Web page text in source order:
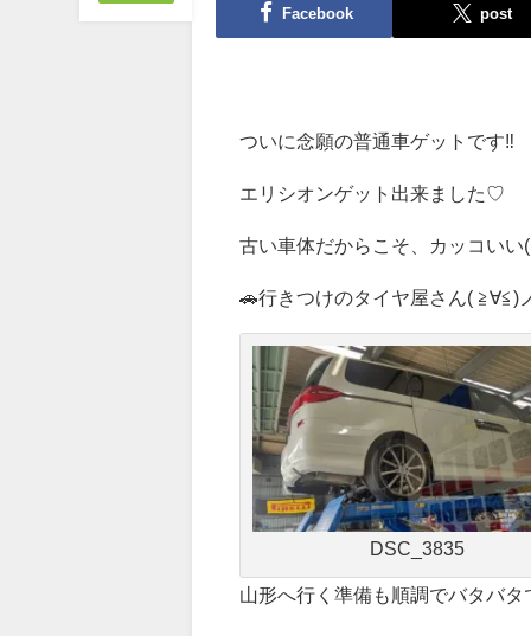
Facebook post
ついに念願の普通車ゲットです‼️
エリシオンゲット出来ました♡
古い車体だからこそ、カッコい
🚗行きつけのタイヤ屋さん( ≧∀≦)
DSC_3835
山形へ行く準備も順調でバタバ